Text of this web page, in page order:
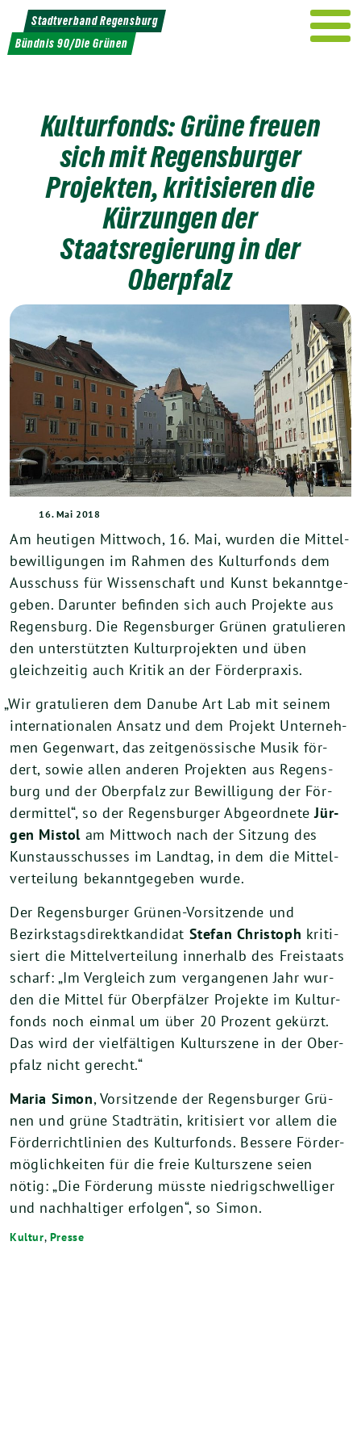
Weiter
zum
Inhalt
Stadtverband Regensburg
Bündnis 90/Die Grünen
Kulturfonds: Grüne freuen
sich mit Regensburger
Projekten, kritisieren die
Kürzungen der
Staatsregierung in der
Oberpfalz
16. Mai 2018
Am heu­ti­gen Mitt­woch, 16. Mai, wur­den die Mit­tel­
be­wil­li­gun­gen im Rah­men des Kul­tur­fonds dem
Aus­schuss für Wis­sen­schaft und Kunst bekannt­ge­
ge­ben. Dar­un­ter befin­den sich auch Pro­jek­te aus
Regens­burg. Die Regens­bur­ger Grü­nen gra­tu­lie­ren
den unter­stütz­ten Kul­tur­pro­jek­ten und üben
gleich­zei­tig auch Kri­tik an der Förderpraxis.
„Wir gra­tu­lie­ren dem Danu­be Art Lab mit sei­nem
inter­na­tio­na­len Ansatz und dem Pro­jekt Unter­neh­
men Gegen­wart, das zeit­ge­nös­si­sche Musik för­
dert, sowie allen ande­ren Pro­jek­ten aus Regens­
burg und der Ober­pfalz zur Bewil­li­gung der För­
der­mit­tel“, so der Regens­bur­ger Abge­ord­ne­teJür­
gen Mis­tol am Mitt­woch nach der Sit­zung des
Kunst­aus­schus­ses im Land­tag, in dem die Mit­tel­
ver­tei­lung bekannt­ge­ge­ben wurde.
Der Regens­bur­ger Grü­nen-Vor­sit­zen­de und
Bezirks­tags­di­rekt­kan­di­dat Ste­fan Chris­toph kri­ti­
siert die Mit­tel­ver­tei­lung inner­halb des Frei­staats
scharf: „Im Ver­gleich zum ver­gan­ge­nen Jahr wur­
den die Mit­tel für Ober­pfäl­zer Pro­jek­te im Kul­tur­
fonds noch ein­mal um über 20 Pro­zent gekürzt.
Das wird der viel­fäl­ti­gen Kul­tur­sze­ne in der Ober­
pfalz nicht gerecht.“
Maria Simon, Vor­sit­zen­de der Regens­bur­ger Grü­
nen und grü­ne Stadt­rä­tin, kri­ti­siert vor allem die
För­der­richt­li­ni­en des Kul­tur­fonds. Bes­se­re För­der­
mög­lich­kei­ten für die freie Kul­tur­sze­ne sei­en
nötig: „Die För­de­rung müss­te nied­rig­schwel­li­ger
und nach­hal­ti­ger erfol­gen“, so Simon.
Kultur, Presse